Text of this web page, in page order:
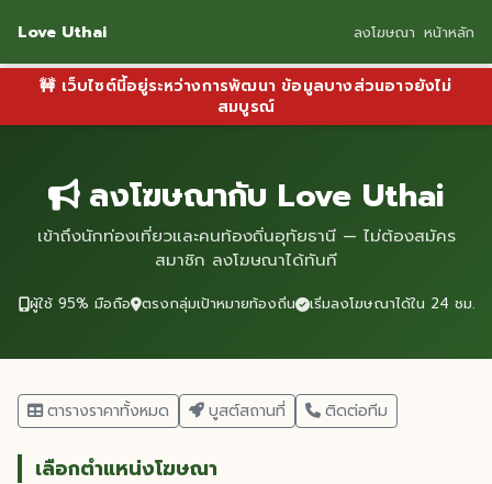
🚧 เว็บไซต์นี้อยู่ระหว่างการพัฒนา ข้อมูลบางส่วนอาจยังไม่
สมบูรณ์
Love Uthai ลงโฆษณา หน้าหลัก
ลงโฆษณากับ Love Uthai
เข้าถึงนักท่องเที่ยวและคนท้องถิ่นอุทัยธานี — ไม่ต้องสมัคร
สมาชิก ลงโฆษณาได้ทันที
ผู้ใช้ 95% มือถือ ตรงกลุ่มเป้าหมายท้องถิ่น เริ่มลงโฆษณาได้ใน 24 ชม.
ตารางราคาทั้งหมด บูสต์สถานที่ ติดต่อทีม
เลือกตำแหน่งโฆษณา